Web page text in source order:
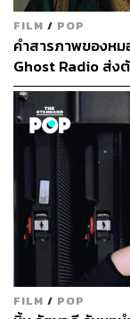
FILM / POP
คำสารภาพของหม
Ghost Radio ส่ง
FILM / POP